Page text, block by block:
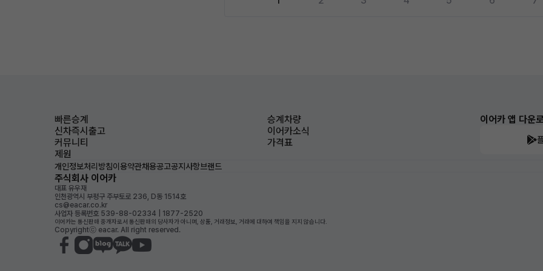
빠른승계
승계차량
신차즉시출고
이어카소식
커뮤니티
가격표
제원
이어카 앱 다운
개인정보처리방침이용약관채용공고공지사항브랜드
주식회사 이어카
대표 유우재
인천광역시 부평구 주부토로 236, D동 1514호
cs@eacar.co.kr
사업자 등록번호 539-88-02334 | 1877-2520
이어카는 통신판매 중개자로서 통신판매의 당사자가 아니며, 상품, 거래정보, 거래에 대하여 책임을 지지 않습니다.
Copyrightⓒ eacar. All right reserved.